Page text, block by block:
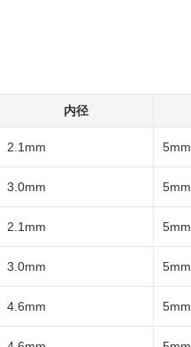
内径
2.1mm 5mm
3.0mm 5mm
2.1mm 5mm
3.0mm 5mm
4.6mm 5mm